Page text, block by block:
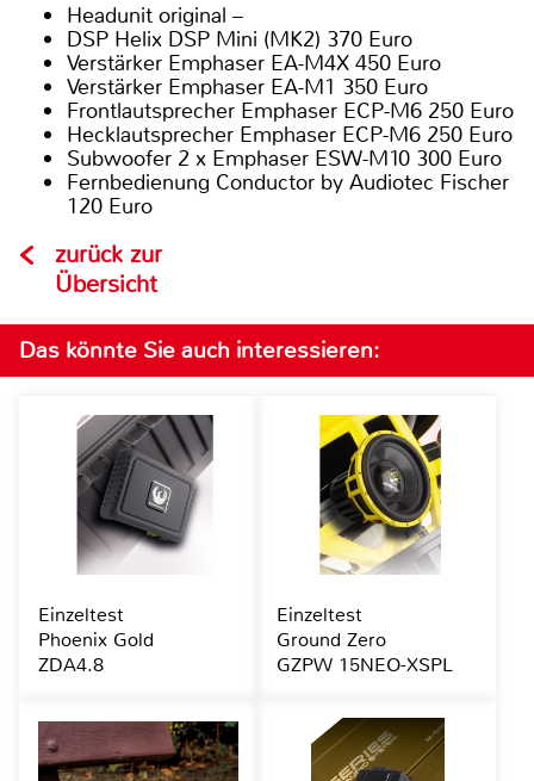
Headunit original –
DSP Helix DSP Mini (MK2) 370 Euro
Verstärker Emphaser EA-M4X 450 Euro
Verstärker Emphaser EA-M1 350 Euro
Frontlautsprecher Emphaser ECP-M6 250 Euro
Hecklautsprecher Emphaser ECP-M6 250 Euro
Subwoofer 2 x Emphaser ESW-M10 300 Euro
Fernbedienung Conductor by Audiotec Fischer
120 Euro
zurück zur
Übersicht
Das könnte Sie auch interessieren:
Einzeltest
Phoenix Gold
ZDA4.8
Einzeltest
Ground Zero
GZPW 15NEO-XSPL